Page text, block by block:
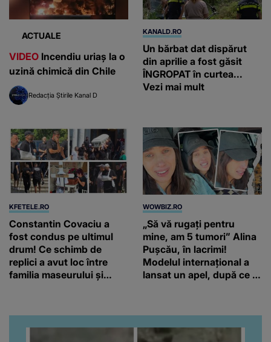
ACTUALE
VIDEO Incendiu uriaș la o
uzină chimică din Chile
Redacția Știrile Kanal D
KANALD.RO
Un bărbat dat dispărut
din aprilie a fost găsit
ÎNGROPAT în curtea...
Vezi mai mult
KFETELE.RO
Constantin Covaciu a
fost condus pe ultimul
drum! Ce schimb de
replici a avut loc între
familia maseurului și
obrazul.”
WOWBIZ.RO
„Să vă rugați pentru
mine, am 5 tumori” Alina
Pușcău, în lacrimi!
Modelul internațional a
lansat un apel, după ce a